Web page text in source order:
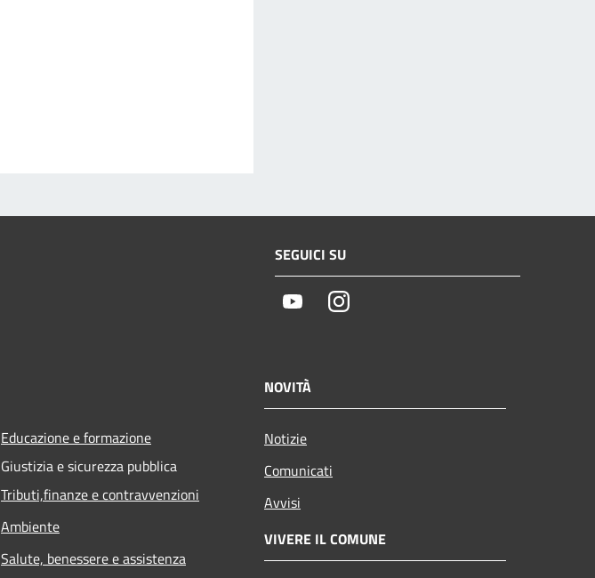
SEGUICI SU
YoutubeInstagram
Educazione e formazione
Giustizia e sicurezza pubblica
Tributi,finanze e contravvenzioni
Ambiente
Salute, benessere e assistenza
NOVITÀ
Notizie
Comunicati
Avvisi
VIVERE IL COMUNE